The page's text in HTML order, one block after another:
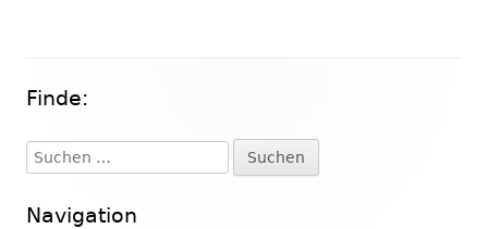
Haupt-
Seitenleiste
Finde:
Suchen
nach:
Navigation